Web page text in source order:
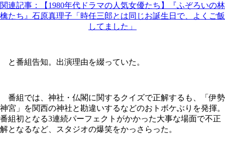
関連記事：【1980年代ドラマの人気女優たち】『ふぞろいの林
檎たち』石原真理子「時任三郎とは同じお誕生日で、よくご飯
してました」
と番組告知。出演理由を綴っていた。
番組では、神社・仏閣に関するクイズで正解するも、「伊勢
神宮」を関西の神社と勘違いするなどのおトボケぶりを発揮。
番組初となる3連続パーフェクトがかかった大事な場面で不正
解となるなど、スタジオの爆笑をかっさらった。